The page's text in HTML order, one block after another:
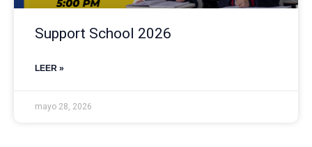
Support School 2026
LEER »
mayo 28, 2026